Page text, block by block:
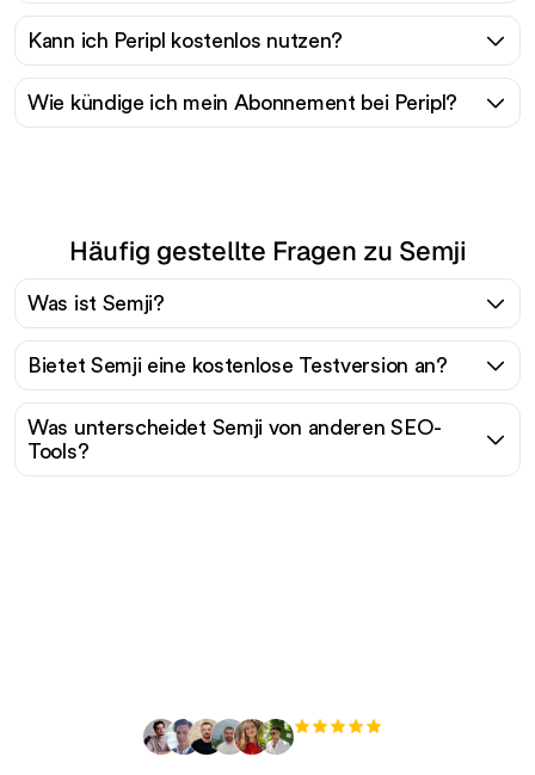
Kann ich Peripl kostenlos nutzen?
Wie kündige ich mein Abonnement bei Peripl?
Häufig gestellte Fragen zu Semji
Was ist Semji?
Bietet Semji eine kostenlose Testversion an?
Was unterscheidet Semji von anderen SEO-
Tools?